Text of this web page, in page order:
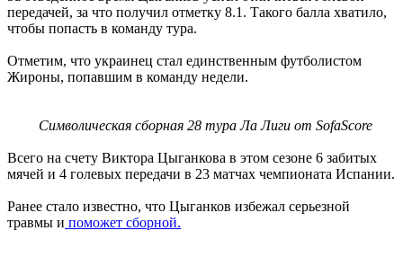
передачей, за что получил отметку 8.1. Такого балла хватило,
чтобы попасть в команду тура.
Отметим, что украинец стал единственным футболистом
Жироны, попавшим в команду недели.
Символическая сборная 28 тура Ла Лиги от SofaScore
Всего на счету Виктора Цыганкова в этом сезоне 6 забитых
мячей и 4 голевых передачи в 23 матчах чемпионата Испании.
Ранее стало известно, что Цыганков избежал серьезной
травмы и поможет сборной.